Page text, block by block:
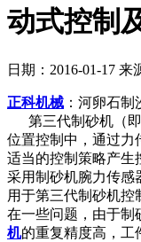
动式控制
日期：2016-01-17 来
正科机械 ：河卵石
第三代制砂机（即
位置控制中，通过力
适当的控制策略产生
采用制砂机腕力传感
用于第三代制砂机
在一些问题，由于制
机的重复精度高，工